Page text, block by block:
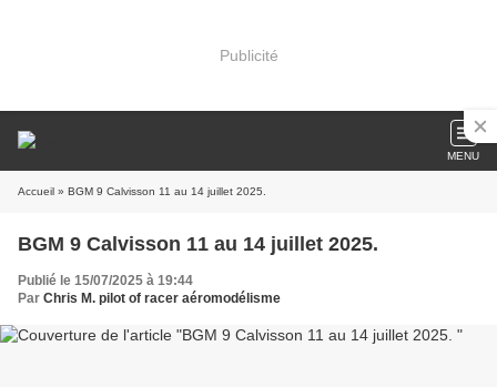
Publicité
MENU
Accueil » BGM 9 Calvisson 11 au 14 juillet 2025.
BGM 9 Calvisson 11 au 14 juillet 2025.
Publié le 15/07/2025 à 19:44
Par Chris M. pilot of racer aéromodélisme